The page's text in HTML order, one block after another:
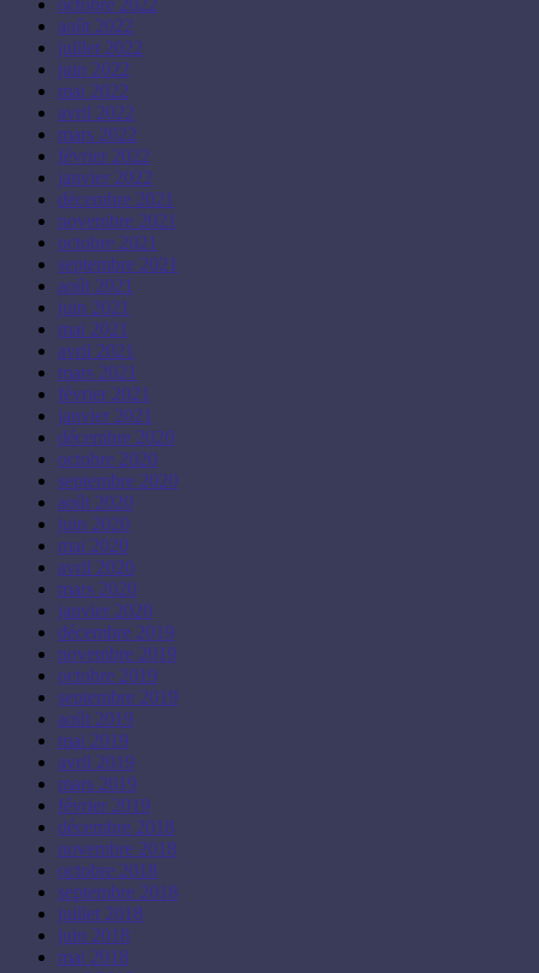
août 2022
juillet 2022
juin 2022
mai 2022
avril 2022
mars 2022
février 2022
janvier 2022
décembre 2021
novembre 2021
octobre 2021
septembre 2021
août 2021
juin 2021
mai 2021
avril 2021
mars 2021
février 2021
janvier 2021
décembre 2020
octobre 2020
septembre 2020
août 2020
juin 2020
mai 2020
avril 2020
mars 2020
janvier 2020
décembre 2019
novembre 2019
octobre 2019
septembre 2019
août 2019
mai 2019
avril 2019
mars 2019
février 2019
décembre 2018
novembre 2018
octobre 2018
septembre 2018
juillet 2018
juin 2018
mai 2018